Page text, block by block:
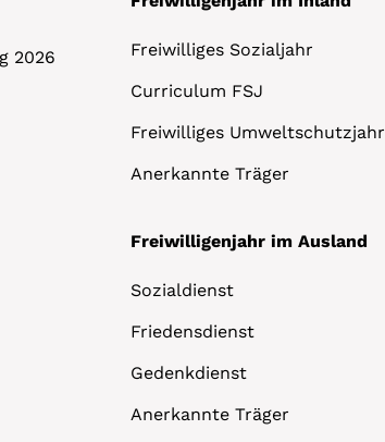
2026
Freiwilliges Sozialjahr
Curriculum FSJ
Freiwilliges Umweltschutzjahr
Anerkannte Träger
Freiwilligenjahr im Ausland
Sozialdienst
Friedensdienst
Gedenkdienst
Anerkannte Träger